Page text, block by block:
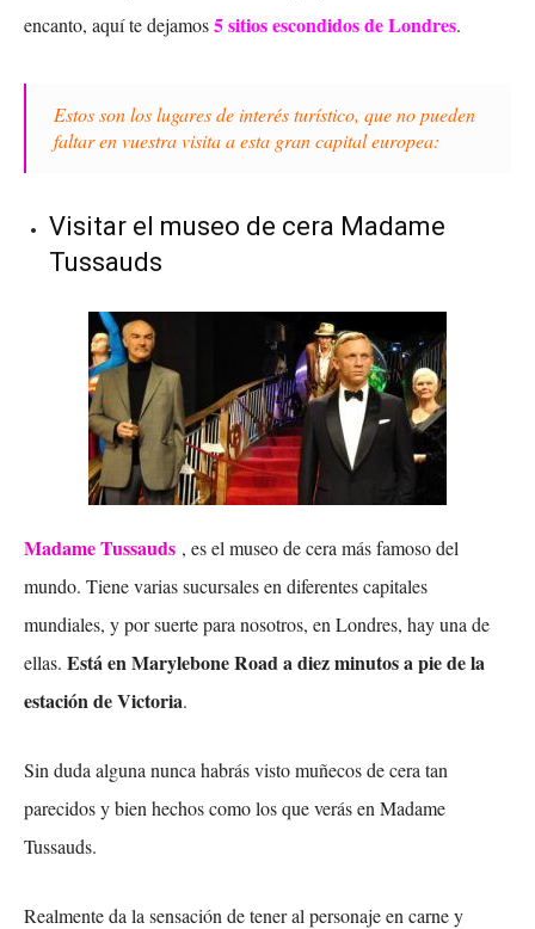
encanto, aquí te dejamos5 sitios escondidos de Londres.
Estos son los lugares de interés turístico, que no pueden
faltar en vuestra visita a esta gran capital europea:
Visitar el museo de cera Madame
Tussauds
Madame Tussauds , es el museo de cera más famoso del
mundo. Tiene varias sucursales en diferentes capitales
mundiales, y por suerte para nosotros, en Londres, hay una de
ellas. Está en Marylebone Road a diez minutos a pie de la
estación de Victoria.
Sin duda alguna nunca habrás visto muñecos de cera tan
parecidos y bien hechos como los que verás en Madame
Tussauds.
Realmente da la sensación de tener al personaje en carne y